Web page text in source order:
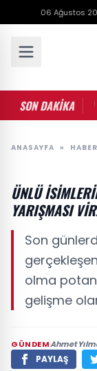
06 Ağustos
SON DAKİKA
İnsanları Yeni
ANASAYFA » HABER
ÜNLÜ
YARIŞMASI
Son
olma
gelişme
GÜNDEMAhmet
PAYLAŞ